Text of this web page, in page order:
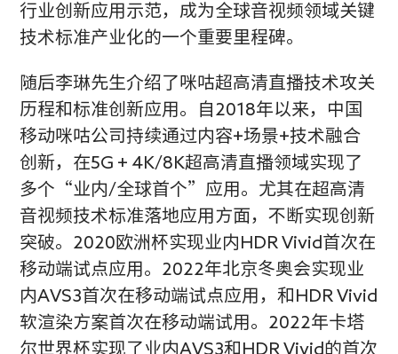
行业创新应用示范，成为全球音视频领域关键
技术标准产业化的一个重要里程碑。
随后李琳先生介绍了咪咕超高清直播技术攻关
历程和标准创新应用。自2018年以来，中国
移动咪咕公司持续通过内容+场景+技术融合
创新，在5G + 4K/8K超高清直播领域实现了
多个“业内/全球首个”应用。尤其在超高清
音视频技术标准落地应用方面，不断实现创新
突破。2020欧洲杯实现业内HDR Vivid首次在
移动端试点应用。2022年北京冬奥会实现业
内AVS3首次在移动端试点应用，和HDR Vivid
软渲染方案首次在移动端试用。2022年卡塔
尔世界杯实现了业内AVS3和HDR Vivid的首次